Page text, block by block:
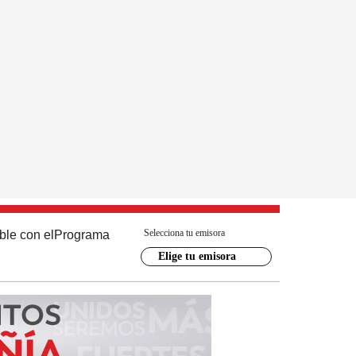
con el Programa Selecciona tu emisora
Elige tu emisora